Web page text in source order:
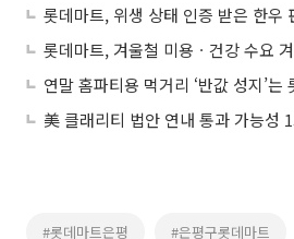
롯데마트, 위생 상태 인증 받은 한우
연말 홈파티용 먹거리 ‘반값 성지’는
#롯데마트은평 #은평구롯데마트